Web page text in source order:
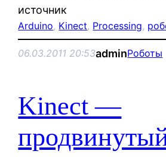
источник
Arduino, Kinect, Processing,
06.03.2011 20:53adminРоботы
Kinect —